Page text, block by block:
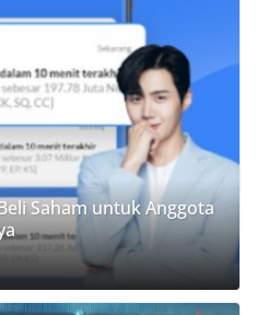
Saham untuk Anggota